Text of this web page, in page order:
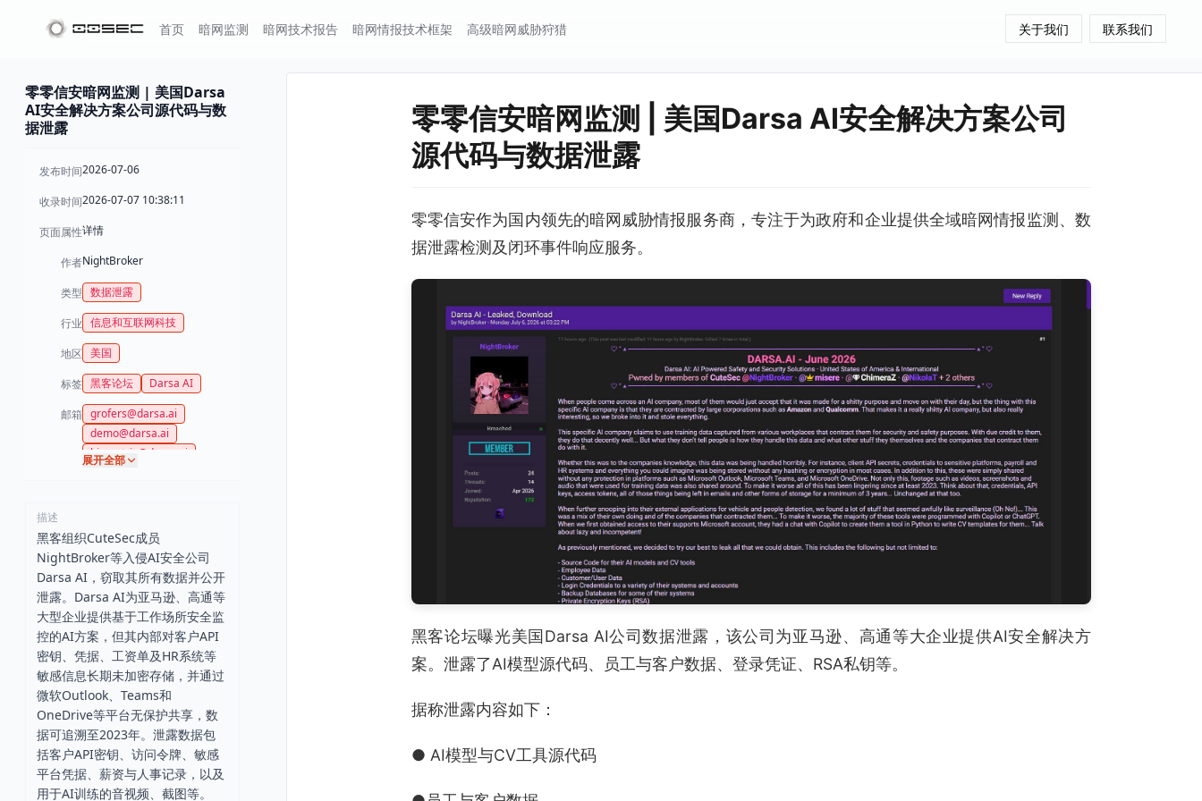
首页 暗网监测 暗网技术报告 暗网情报技术框架 高级暗网威胁狩猎 关于我们 联系我们
零零信安暗网监测 | 美国Darsa
AI安全解决方案公司源代码与数
据泄露
发布时间2026-07-06
收录时间2026-07-07 10:38:11
页面属性详情
作者NightBroker
类型 数据泄露
行业 信息和互联网科技
地区 美国
标签 黑客论坛 Darsa AI
邮箱 grofers@darsa.ai
demo@darsa.ai
biomatrix@darsa.ai
dia.com
kishore@guseducationindia.
com
srikar@guseducationindia.c
om
samajder@guseducationind
ia.com
gautam@guseducationindi
a.com
chakraborty@guseducationi
ndia.com
siddiqui@guseducationindi
a.com
prathapreddy@guseducatio
nindia.com
dixit@guseducationindia.co
展开全部
描述
黑客组织CuteSec成员
NightBroker等入侵AI安全公司
Darsa AI，窃取其所有数据并公开
泄露。Darsa AI为亚马逊、高通等
大型企业提供基于工作场所安全监
控的AI方案，但其内部对客户API
密钥、凭据、工资单及HR系统等
敏感信息长期未加密存储，并通过
微软Outlook、Teams和
OneDrive等平台无保护共享，数
据可追溯至2023年。泄露数据包
括客户API密钥、访问令牌、敏感
平台凭据、薪资与人事记录，以及
用于AI训练的音视频、截图等。
零零信安暗网监测 | 美国Darsa AI安全解决方案公司
源代码与数据泄露
零零信安作为国内领先的暗网威胁情报服务商，专注于为政府和企业提供全域暗网情报监测、数
据泄露检测及闭环事件响应服务。
黑客论坛曝光美国Darsa AI公司数据泄露，该公司为亚马逊、高通等大企业提供AI安全解决方
案。泄露了AI模型源代码、员工与客户数据、登录凭证、RSA私钥等。
据称泄露内容如下：
● AI模型与CV工具源代码